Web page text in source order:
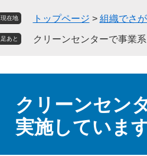
現在地 トップページ > 組織でさ
足あと クリーンセンターで事業
クリーンセン
実施していま